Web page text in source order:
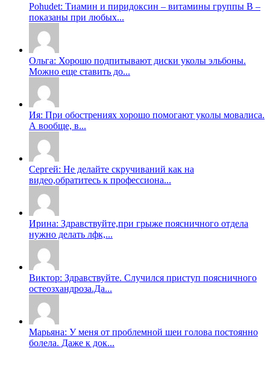
Pohudet: Тиамин и пиридоксин – витамины группы B –
показаны при любых...
Ольга: Хорошо подпитывают диски уколы эльбоны.
Можно еще ставить до...
Ия: При обострениях хорошо помогают уколы мовалиса.
А вообще, в...
Сергей: Не делайте скручиваний как на
видео,обратитесь к профессиона...
Ирина: Здравствуйте,при грыже поясничного отдела
нужно делать лфк,...
Виктор: Здравствуйте. Случился приступ поясничного
остеозхандроза.Да...
Марьяна: У меня от проблемной шеи голова постоянно
болела. Даже к док...